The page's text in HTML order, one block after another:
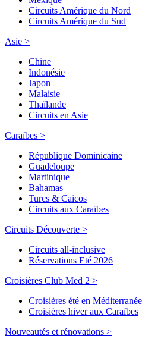
Circuits Amérique du Nord
Circuits Amérique du Sud
Asie >
Chine
Indonésie
Japon
Malaisie
Thaïlande
Circuits en Asie
Caraïbes >
République Dominicaine
Guadeloupe
Martinique
Bahamas
Turcs & Caicos
Circuits aux Caraïbes
Circuits Découverte >
Circuits all-inclusive
Réservations Eté 2026
Croisières Club Med 2 >
Croisières été en Méditerranée
Croisières hiver aux Caraïbes
Nouveautés et rénovations >